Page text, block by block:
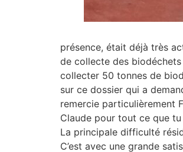
présence, était déjà très
de collecte des biodéchets
collecter 50 tonnes de
sur ce dossier qui a
remercie particulièrement
Claude pour tout ce que tu
La principale difficulté
C’est avec une grande